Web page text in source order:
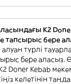
K2
тапсырыс бере
алуан түрлі
бере аласыз.
Doner Kebab
келетінін